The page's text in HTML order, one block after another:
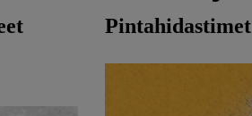
Pintahidastimet